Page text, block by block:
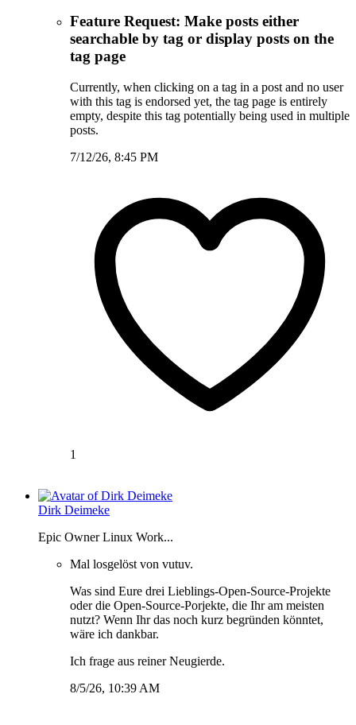
Feature Request: Make posts either
searchable by tag or display posts on the
tag page
Currently, when clicking on a tag in a post and no user
with this tag is endorsed yet, the tag page is entirely
empty, despite this tag potentially being used in multiple
posts.
7/12/26, 8:45 PM
1
Dirk Deimeke
Epic Owner Linux Work...
Mal losgelöst von vutuv.
Was sind Eure drei Lieblings-Open-Source-Projekte
oder die Open-Source-Porjekte, die Ihr am meisten
nutzt? Wenn Ihr das noch kurz begründen könntet,
wäre ich dankbar.
Ich frage aus reiner Neugierde.
8/5/26, 10:39 AM